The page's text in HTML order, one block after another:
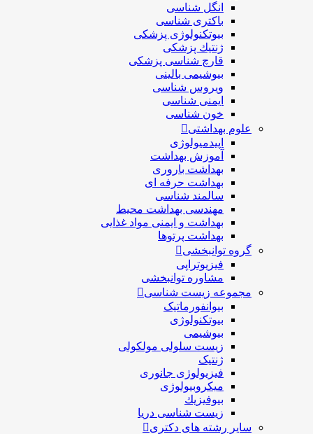
انگل شناسی
باکتری شناسی
بیوتکنولوژی پزشکی
ژنتيك پزشکی
قارچ شناسی پزشكی
بیوشیمی بالینی
ویروس شناسی
ایمنی شناسی
خون شناسی
علوم بهداشتی
اپیدمیولوژی
آموزش بهداشت
بهداشت باروری
بهداشت حرفه ای
سالمند شناسی
مهندسی بهداشت محيط
بهداشت و ایمنی مواد غذایی
بهداشت پرتوها
گروه توانبخشی
فیزیوتراپی
مشاوره توانبخشی
مجموعه زیست شناسی
بیوانفورماتیک
بیوتکنولوژی
بیوشیمی
زیست سلولی مولکولی
ژنتیک
فیزیولوژی جانوری
میکروبیولوژی
بيوفيزيك
زیست شناسی دریا
سایر رشته های دکتری